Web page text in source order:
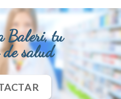
Baleri, tu
de salud